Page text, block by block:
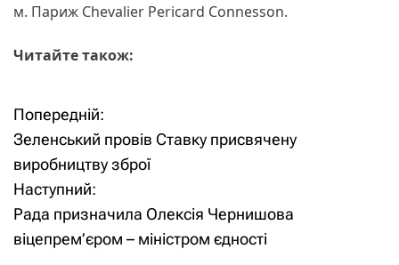
м. Париж Chevalier Pericard Connesson.
Читайте також:
Н
а
в
і
Попередній:
Зеленський провів Ставку присвячену
виробництву зброї
Наступний:
Рада призначила Олексія Чернишова
віцепрем’єром – міністром єдності